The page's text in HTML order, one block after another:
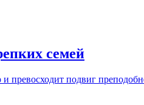
семей
подвиг